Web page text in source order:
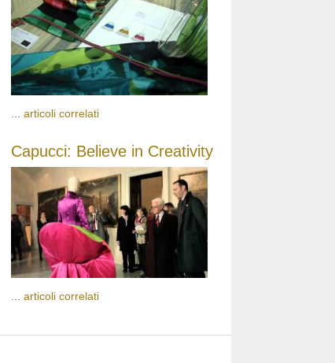
... articoli correlati
Capucci: Believe in Creativity
articoli correlati